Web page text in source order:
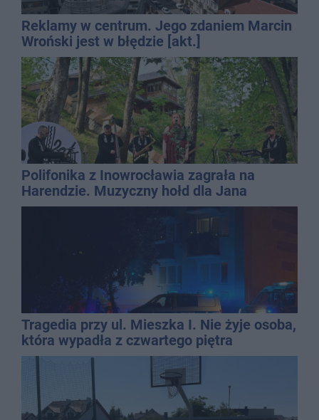
Reklamy w centrum. Jego zdaniem Marcin
Wroński jest w błędzie [akt.]
Polifonika z Inowrocławia zagrała na
Harendzie. Muzyczny hołd dla Jana
Kasprowicza
Tragedia przy ul. Mieszka I. Nie żyje osoba,
która wypadła z czwartego piętra